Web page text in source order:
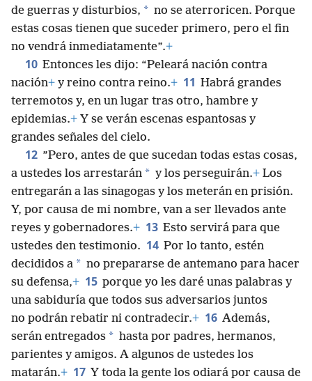
de guerras y disturbios, * no se aterroricen. Porque
estas cosas tienen que suceder primero, pero el fin
no vendrá inmediatamente”.+
10 Entonces les dijo: “Peleará nación contra
nación+ y reino contra reino.+ 11 Habrá grandes
terremotos y, en un lugar tras otro, hambre y
epidemias.+ Y se verán escenas espantosas y
grandes señales del cielo.
12 ”Pero, antes de que sucedan todas estas cosas,
a ustedes los arrestarán * y los perseguirán.+ Los
entregarán a las sinagogas y los meterán en prisión.
Y, por causa de mi nombre, van a ser llevados ante
reyes y gobernadores.+ 13 Esto servirá para que
ustedes den testimonio. 14 Por lo tanto, estén
decididos a * no prepararse de antemano para hacer
su defensa,+ 15 porque yo les daré unas palabras y
una sabiduría que todos sus adversarios juntos
no podrán rebatir ni contradecir.+ 16 Además,
serán entregados * hasta por padres, hermanos,
parientes y amigos. A algunos de ustedes los
matarán.+ 17 Y toda la gente los odiará por causa de